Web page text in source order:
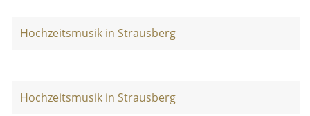
Hochzeitsmusik in Strausberg
Hochzeitsmusik in Strausberg